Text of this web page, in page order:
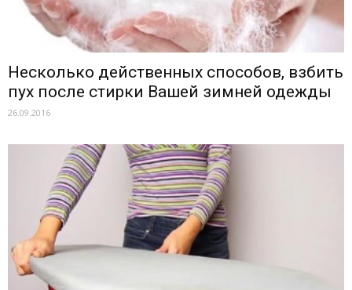
Несколько действенных способов, взбить
пух после стирки Вашей зимней одежды
26.09.2016